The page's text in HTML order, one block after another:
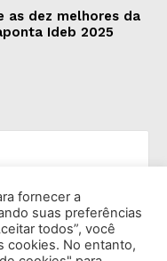
as dez melhores da
Ideb 2025
.
fornecer a
suas preferências
todos”, você
cookies. No entanto,